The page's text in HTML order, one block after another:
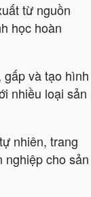
từ nguồn
học hoàn
và tạo hình
nhiều loại sản
nhiên, trang
nghiệp cho sản